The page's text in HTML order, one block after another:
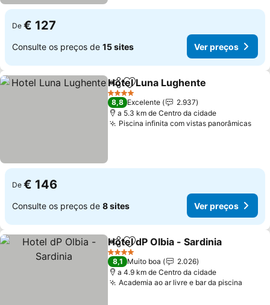
De € 127
Consulte os preços de 15 sites Ver preços
PartilharAdicionar aos favoritos
Hotel Luna Lughente
4 Estrelas
8,8 Excelente
2.937
a 5.3 km de Centro da cidade
Piscina infinita com vistas panorâmicasVer
De € 146
Consulte os preços de 8 sites Ver preços
PartilharAdicionar aos favoritos
Hotel dP Olbia - Sardinia
4 Estrelas
8,1 Muito boa
2.026
a 4.9 km de Centro da cidade
Academia ao ar livre e bar da piscina